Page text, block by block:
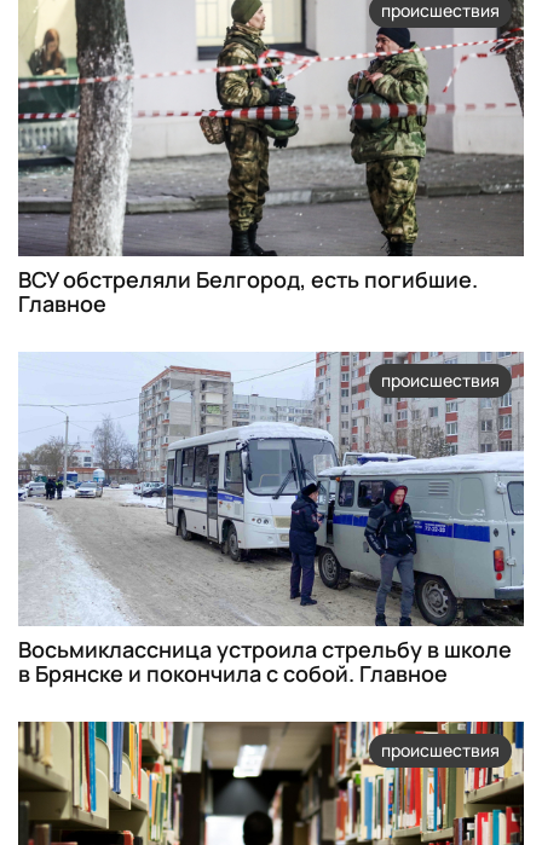
происшествия
ВСУ обстреляли Белгород, есть погибшие.
Главное
происшествия
Восьмиклассница устроила стрельбу в школе
в Брянске и покончила с собой. Главное
происшествия